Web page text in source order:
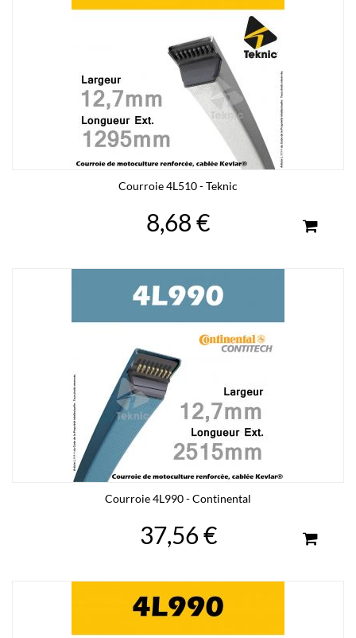
Courroie 4L510 - Teknic
8,68 €
Courroie 4L990 - Continental
37,56 €